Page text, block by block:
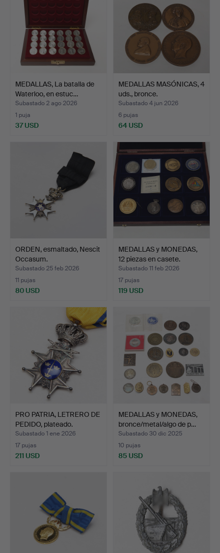
MEDALLAS, La batalla de
Waterloo, en estuc…
Subastado 2 ago 2026
1 puja
37 USD
MEDALLAS MASÓNICAS, 4
uds., bronce.
Subastado 4 jun 2026
6 pujas
64 USD
ORDEN, esmaltado, Nescit
Occasum.
Subastado 25 feb 2026
11 pujas
80 USD
MEDALLAS y MONEDAS,
12 piezas en casete.
Subastado 11 feb 2026
17 pujas
119 USD
PRO PATRIA, LETRERO DE
PEDIDO, plateado.
Subastado 1 ene 2026
17 pujas
211 USD
MEDALLAS y MONEDAS,
bronce/metal/algo de p…
Subastado 30 dic 2025
10 pujas
85 USD